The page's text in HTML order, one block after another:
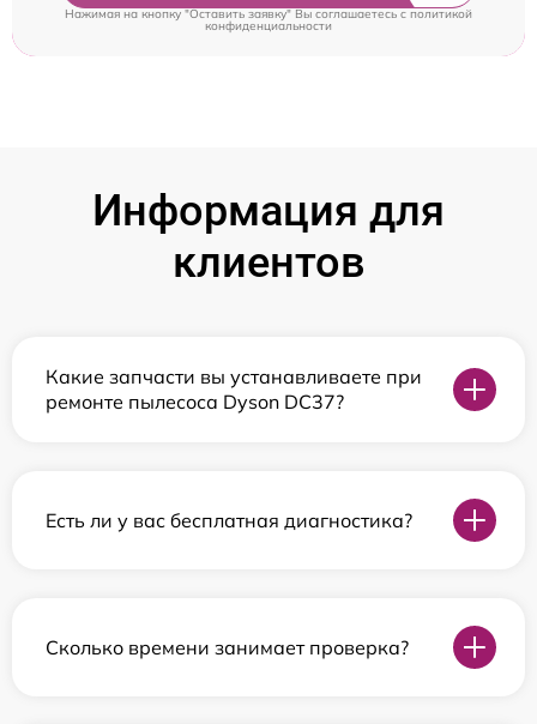
Нажимая на кнопку "Оставить заявку" Вы соглашаетесь c политикой
конфиденциальности
Информация для
клиентов
Какие запчасти вы устанавливаете при
ремонте пылесоса Dyson DC37?
Есть ли у вас бесплатная диагностика?
Сколько времени занимает проверка?